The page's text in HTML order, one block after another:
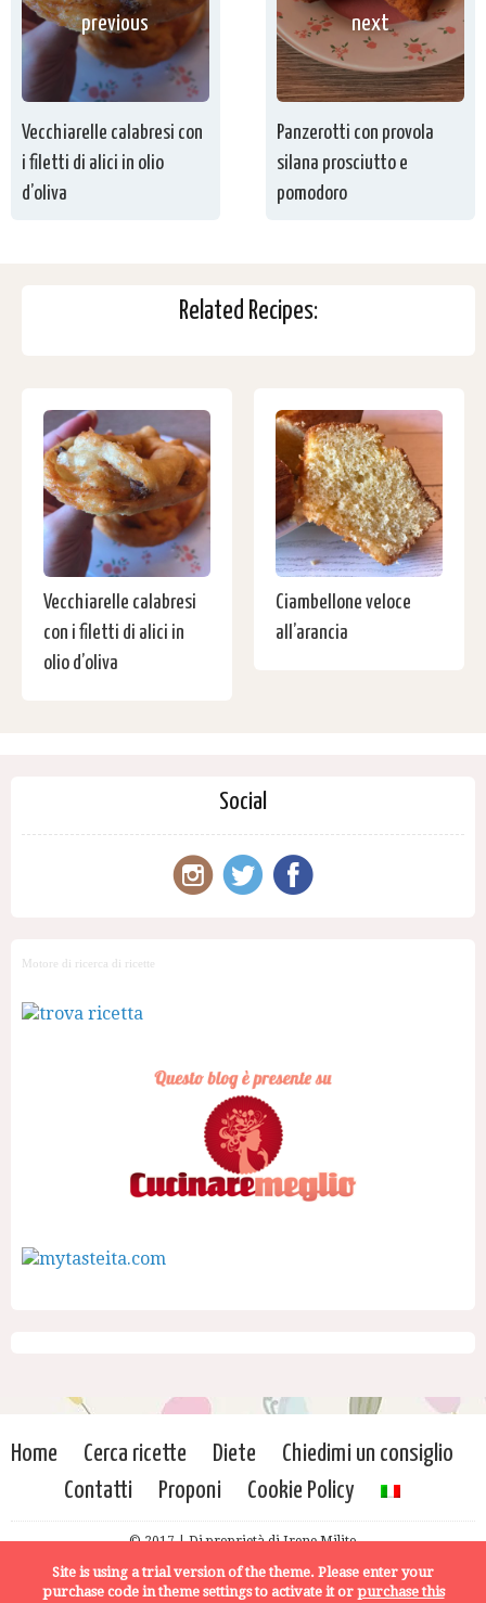
previous
Vecchiarelle calabresi con
i filetti di alici in olio
d’oliva
next
Panzerotti con provola
silana prosciutto e
pomodoro
Related Recipes:
Vecchiarelle calabresi
con i filetti di alici in
olio d’oliva
Ciambellone veloce
all’arancia
Social
Motore di ricerca di ricette
Home Cerca ricette Diete
Chiedimi un consiglio
Contatti
Proponi Cookie Policy
© 2017 | Di proprietà di Irene Milito
Site is using a trial version of the theme. Please enter your
purchase code in theme settings to activate it or purchase this